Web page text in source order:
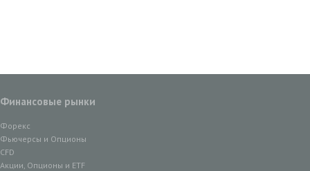
Финансовые рынки
Форекс
Фьючерсы и Опционы
CFD
Акции, Опционы и ETF